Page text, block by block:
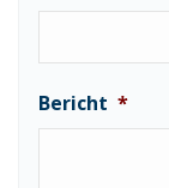
Bericht *